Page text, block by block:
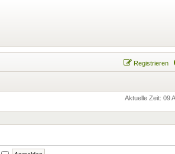
Registrieren
Aktuelle Zeit: 09